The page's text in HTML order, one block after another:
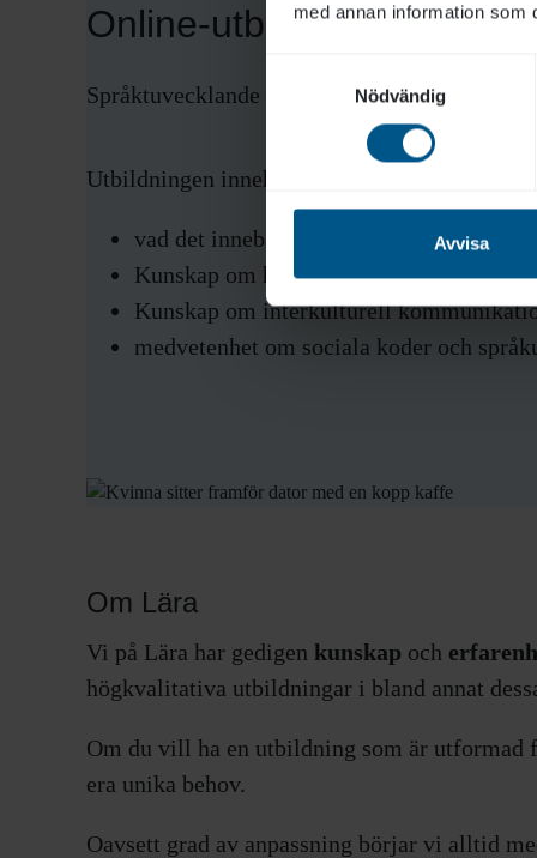
med annan information som
Nödvändig
Avvisa
Online-utbildning
Språktuvecklande arbetsplats, tre timmars
Utbildningen innehåller bland annat:
vad det innebär det att vara en
Kunskap om hur vuxna lär sig ett
Kunskap om interkulturell
medvetenhet om sociala koder och
Om Lära
Vi på Lära har gedigen kunskap och
högkvalitativa utbildningar i bland annat
Om du vill ha en utbildning som är utformad
era unika behov.​
Oavsett grad av anpassning börjar vi alltid